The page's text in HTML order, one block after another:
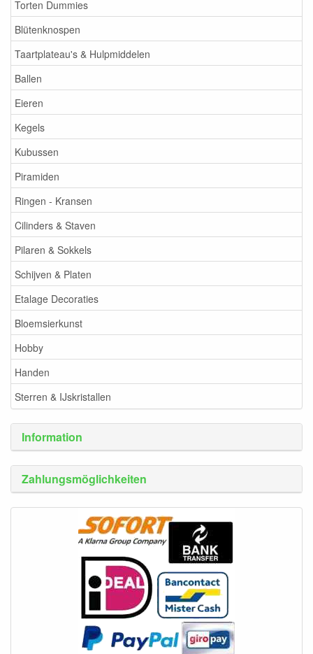
Torten Dummies
Blütenknospen
Taartplateau's & Hulpmiddelen
Ballen
Eieren
Kegels
Kubussen
Piramiden
Ringen - Kransen
Cilinders & Staven
Pilaren & Sokkels
Schijven & Platen
Etalage Decoraties
Bloemsierkunst
Hobby
Handen
Sterren & IJskristallen
Information
Zahlungsmöglichkeiten